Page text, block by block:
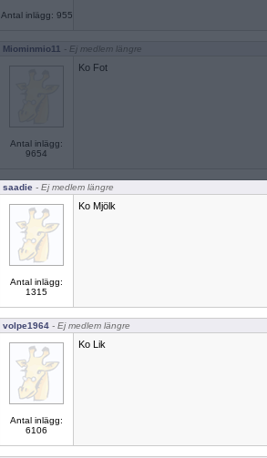
Antal inlägg: 955
Miominmio11 - Ej medlem längre
Antal inlägg:
9654
Ko Fot
saadie - Ej medlem längre
Antal inlägg:
1315
Ko Mjölk
volpe1964 - Ej medlem längre
Antal inlägg:
6106
Ko Lik